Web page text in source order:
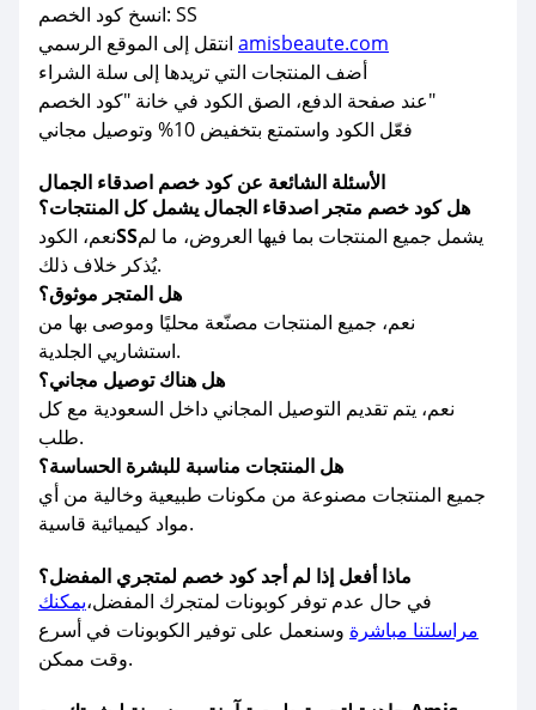
انسخ كود الخصم: SS
amisbeaute.com
أضف المنتجات التي تريدها إلى سلة الشراء
عند صفحة الدفع، الصق الكود في خانة "كود الخصم"
فعّل الكود واستمتع بتخفيض 10% وتوصيل مجاني
هل كود خصم متجر اصدقاء الجمال يشمل كل المنتجات؟
نعم، الكودSSيشمل جميع المنتجات بما فيها العروض، ما لم
يُذكر خلاف ذلك.
هل المتجر موثوق؟
نعم، جميع المنتجات مصنّعة محليًا وموصى بها من
استشاريي الجلدية.
هل هناك توصيل مجاني؟
نعم، يتم تقديم التوصيل المجاني داخل السعودية مع كل
طلب.
هل المنتجات مناسبة للبشرة الحساسة؟
جميع المنتجات مصنوعة من مكونات طبيعية وخالية من أي
مواد كيميائية قاسية.
ماذا أفعل إذا لم أجد كود خصم لمتجري المفضل؟
في حال عدم توفر كوبونات لمتجرك المفضل،يمكنك
مراسلتنا مباشرة وسنعمل على توفير الكوبونات في أسرع
وقت ممكن.